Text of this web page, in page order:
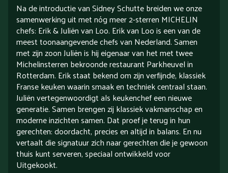
Na de introductie van Sidney Schutte breiden we onze
samenwerking uit met nóg meer 2-sterren MICHELIN
chefs: Erik & Juliën van Loo. Erik van Loo is een van de
meest toonaangevende chefs van Nederland. Samen
met zijn zoon Juliën is hij eigenaar van het met twee
Michelinsterren bekroonde restaurant Parkheuvel in
Rotterdam. Erik staat bekend om zijn verfijnde, klassiek
Franse keuken waarin smaak en techniek centraal staan.
Juliën vertegenwoordigt als keukenchef een nieuwe
generatie. Samen brengen zij klassiek vakmanschap en
moderne inzichten samen. Dat proef je terug in hun
gerechten: doordacht, precies en altijd in balans. En nu
vertaalt die signatuur zich naar gerechten die je gewoon
thuis kunt serveren, speciaal ontwikkeld voor
Uitgekookt.